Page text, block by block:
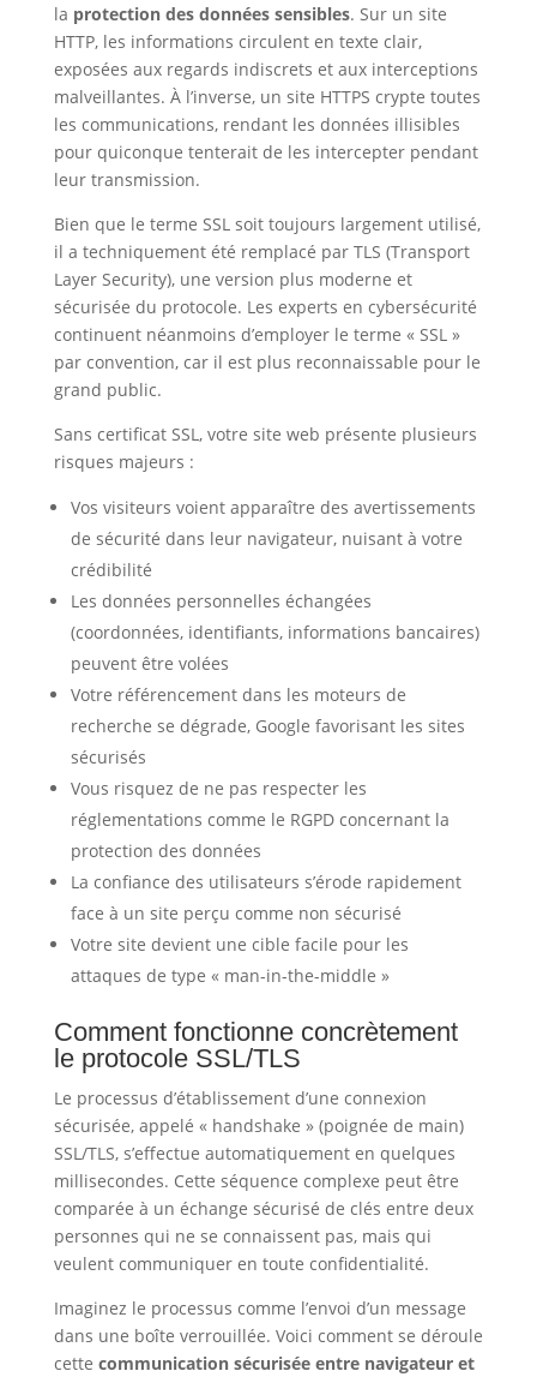
la protection des données sensibles. Sur un site
HTTP, les informations circulent en texte clair,
exposées aux regards indiscrets et aux interceptions
malveillantes. À l’inverse, un site HTTPS crypte toutes
les communications, rendant les données illisibles
pour quiconque tenterait de les intercepter pendant
leur transmission.
Bien que le terme SSL soit toujours largement utilisé,
il a techniquement été remplacé par TLS (Transport
Layer Security), une version plus moderne et
sécurisée du protocole. Les experts en cybersécurité
continuent néanmoins d’employer le terme « SSL »
par convention, car il est plus reconnaissable pour le
grand public.
Sans certificat SSL, votre site web présente plusieurs
risques majeurs :
Vos visiteurs voient apparaître des avertissements
de sécurité dans leur navigateur, nuisant à votre
crédibilité
Les données personnelles échangées
(coordonnées, identifiants, informations bancaires)
peuvent être volées
Votre référencement dans les moteurs de
recherche se dégrade, Google favorisant les sites
sécurisés
Vous risquez de ne pas respecter les
réglementations comme le RGPD concernant la
protection des données
La confiance des utilisateurs s’érode rapidement
face à un site perçu comme non sécurisé
Votre site devient une cible facile pour les
attaques de type « man-in-the-middle »
Comment fonctionne concrètement
le protocole SSL/TLS
Le processus d’établissement d’une connexion
sécurisée, appelé « handshake » (poignée de main)
SSL/TLS, s’effectue automatiquement en quelques
millisecondes. Cette séquence complexe peut être
comparée à un échange sécurisé de clés entre deux
personnes qui ne se connaissent pas, mais qui
veulent communiquer en toute confidentialité.
Imaginez le processus comme l’envoi d’un message
dans une boîte verrouillée. Voici comment se déroule
cette communication sécurisée entre navigateur et